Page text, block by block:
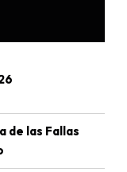
de las Fallas